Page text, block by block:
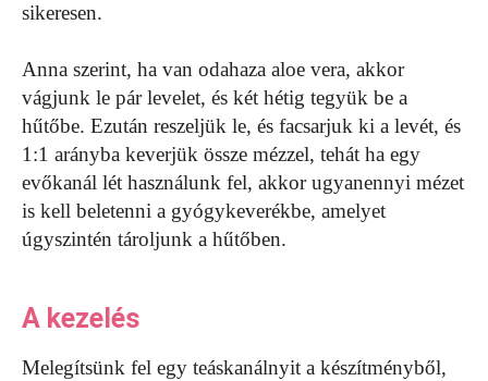
sikeresen.
Anna szerint, ha van odahaza aloe vera, akkor
vágjunk le pár levelet, és két hétig tegyük be a
hűtőbe. Ezután reszeljük le, és facsarjuk ki a levét, és
1:1 arányba keverjük össze mézzel, tehát ha egy
evőkanál lét használunk fel, akkor ugyanennyi mézet
is kell beletenni a gyógykeverékbe, amelyet
úgyszintén tároljunk a hűtőben.
A kezelés
Melegítsünk fel egy teáskanálnyit a készítményből,